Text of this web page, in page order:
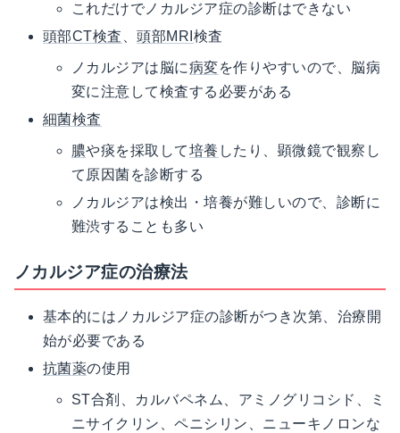
これだけでノカルジア症の診断はできない
頭部CT検査
、頭部MRI 検査
ノカルジアは脳に病変を作りやすいので、脳病
変に注意して検査する必要がある
細菌検査
膿や痰を採取して培養 したり、顕微鏡で観察し
て原因菌を診断する
ノカルジアは検出・培養が難しいので、診断に
難渋することも多い
ノカルジア症の治療法
基本的にはノカルジア症の診断がつき次第、治療開
始が必要である
抗菌薬の使用
ST合剤、カルバペネム、アミノグリコシド、ミ
ニサイクリン、ペニシリン、ニューキノロンな